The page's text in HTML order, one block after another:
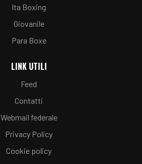
Ita Boxing
Giovanile
Para Boxe
LINK UTILI
Feed
Contatti
Webmail federale
Privacy Policy
Cookie policy